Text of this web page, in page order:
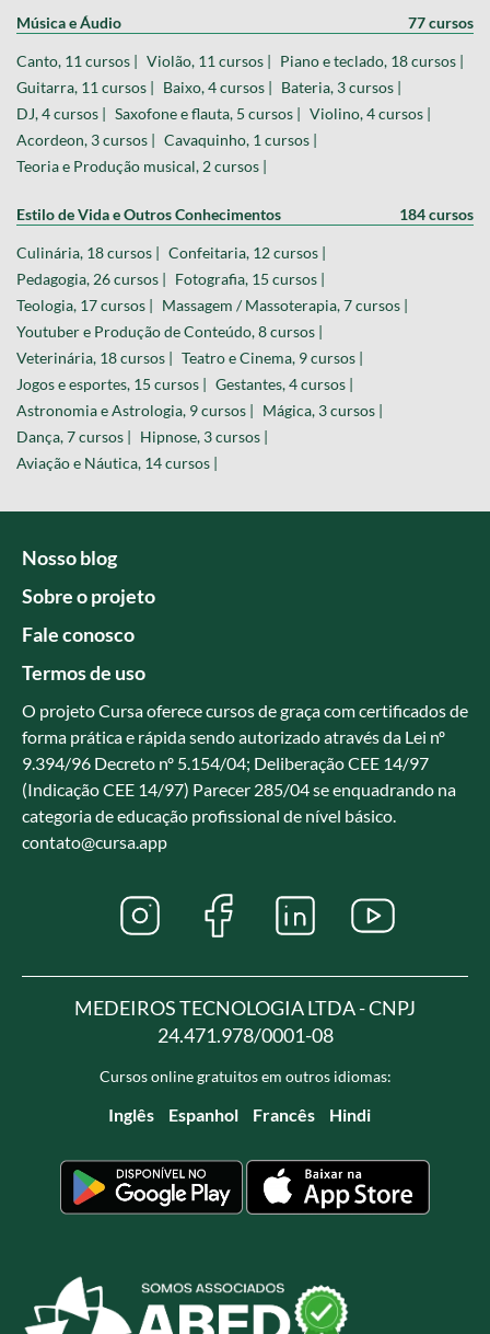
Música e Áudio 77 cursos
Canto, 11 cursos | Violão, 11 cursos | Piano e teclado, 18 cursos |
Guitarra, 11 cursos | Baixo, 4 cursos | Bateria, 3 cursos |
DJ, 4 cursos | Saxofone e flauta, 5 cursos | Violino, 4 cursos |
Acordeon, 3 cursos | Cavaquinho, 1 cursos |
Teoria e Produção musical, 2 cursos |
Estilo de Vida e Outros Conhecimentos 184 cursos
Culinária, 18 cursos | Confeitaria, 12 cursos |
Pedagogia, 26 cursos | Fotografia, 15 cursos |
Teologia, 17 cursos | Massagem / Massoterapia, 7 cursos |
Youtuber e Produção de Conteúdo, 8 cursos |
Veterinária, 18 cursos | Teatro e Cinema, 9 cursos |
Jogos e esportes, 15 cursos | Gestantes, 4 cursos |
Astronomia e Astrologia, 9 cursos | Mágica, 3 cursos |
Dança, 7 cursos | Hipnose, 3 cursos |
Aviação e Náutica, 14 cursos |
Nosso blog
Sobre o projeto
Fale conosco
Termos de uso
O projeto Cursa oferece cursos de graça com certificados de
forma prática e rápida sendo autorizado através da Lei nº
9.394/96 Decreto nº 5.154/04; Deliberação CEE 14/97
(Indicação CEE 14/97) Parecer 285/04 se enquadrando na
categoria de educação profissional de nível básico.
contato@cursa.app
MEDEIROS TECNOLOGIA LTDA - CNPJ
24.471.978/0001-08
Cursos online gratuitos em outros idiomas:
Inglês Espanhol Francês Hindi